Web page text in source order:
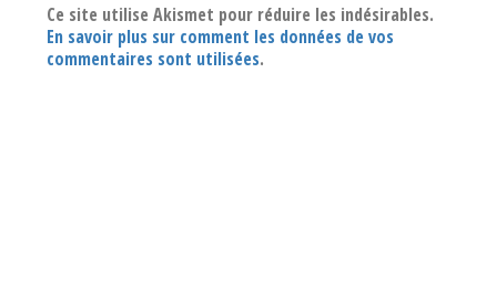
Ce site utilise Akismet pour réduire les indésirables.
En savoir plus sur comment les données de vos
commentaires sont utilisées.